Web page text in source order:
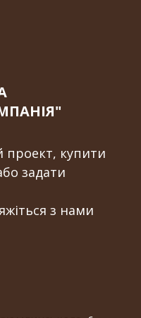
проект, купити
задати
з нами